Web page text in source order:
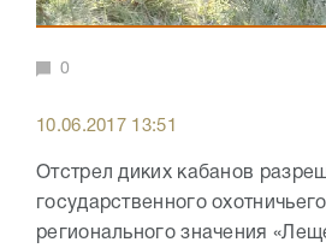
0
10.06.2017 13:51
Отстрел диких кабанов
государственного
регионального значения